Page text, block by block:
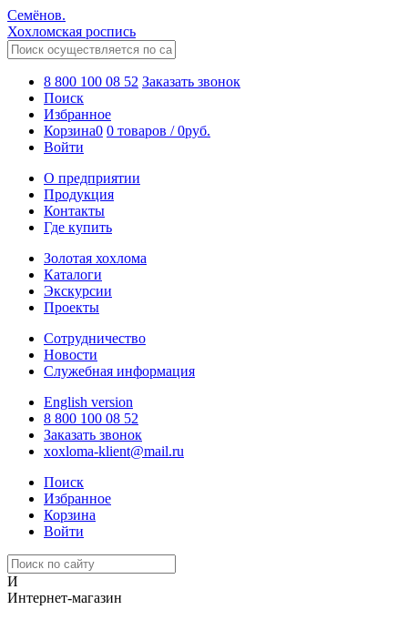
Семёнов.
Хохломская роспись
8 800 100 08 52 Заказать звонок
Поиск
Избранное
Корзина0 0 товаров /0руб.
Войти
О предприятии
Продукция
Контакты
Где купить
Золотая хохлома
Каталоги
Экскурсии
Проекты
Сотрудничество
Новости
Служебная информация
English version
8 800 100 08 52
Заказать звонок
xoxloma-klient@mail.ru
Поиск
Избранное
Корзина
Войти
И
Интернет-магазин